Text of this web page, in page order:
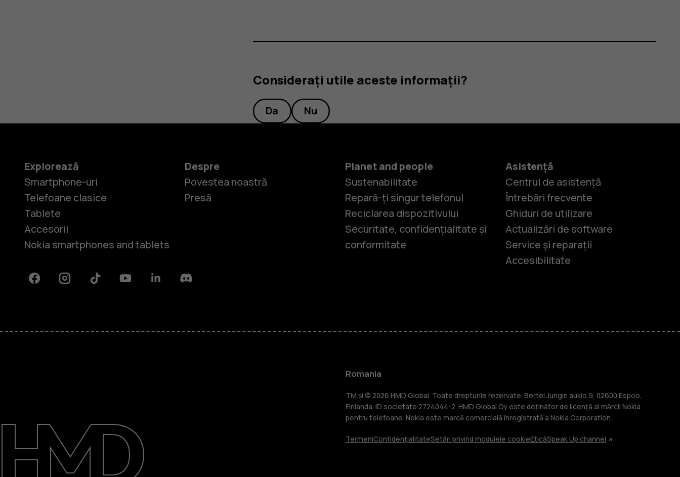
Smartphone-uri
Telefoane clasice
Accesorii
Tablete
Asistență
Romania
Considerați utile aceste informații?
Da Nu
Explorează
Smartphone-uri
Telefoane clasice
Tablete
Accesorii
Nokia smartphones and tablets
Despre
Povestea noastră
Presă
Planet and people
Sustenabilitate
Repară-ți singur telefonul
Reciclarea dispozitivului
Securitate, confidențialitate și
conformitate
Asistență
Centrul de asistență
Întrebări frecvente
Ghiduri de utilizare
Actualizări de software
Service și reparații
Accesibilitate
FacebookInstagramTiktok YoutubeLinkedinDiscord
Romania
TM și © 2026 HMD Global. Toate drepturile rezervate. Bertel Jungin aukio 9, 02600 Espoo,
Finlanda. ID societate 2724044-2. HMD Global Oy este deținător de licență al mărcii Nokia
pentru telefoane. Nokia este marcă comercială înregistrată a Nokia Corporation.
TermeniConfidențialitateSetări privind modulele cookieEticăSpeak Up channel